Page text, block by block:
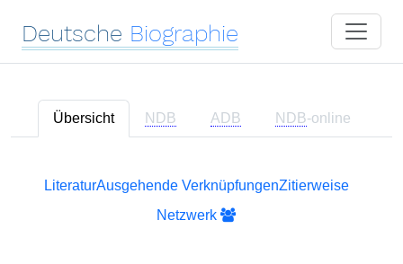
Deutsche Biographie
Übersicht NDB ADB NDB-online
LiteraturAusgehende VerknüpfungenZitierweise
Netzwerk